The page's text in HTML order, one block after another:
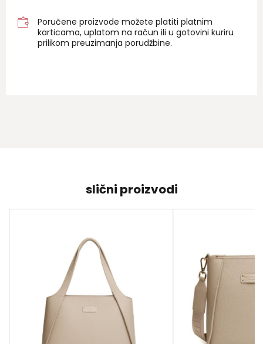
Poručene proizvode možete platiti platnim
karticama, uplatom na račun ili u gotovini kuriru
prilikom preuzimanja porudžbine.
slični proizvodi